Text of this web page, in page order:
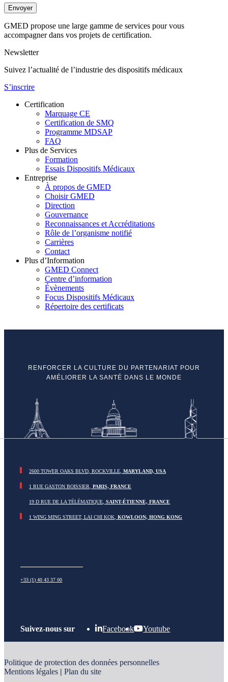
Envoyer
GMED propose une large gamme de services pour vous
accompagner dans vos projets de certification.
Newsletter
Suivez l’actualité de l’industrie des dispositifs médicaux
S’inscrire
Certification
Marquage CE
Certification de SMQ
Programme MDSAP
FAQ
Plus de Services
Formation
Essais Dispositifs Médicaux
Entreprise
À propos de GMED
Choisir GMED
Direction
Gouvernance
Reconnaissances et Accréditations
Rôle de l’organisme notifié
Carrières
Contact
Plus d’Information
GMED Connect
Centre d’information
Évènements
Focus Dispositifs Médicaux
Répertoire des certificats
RENFORCER LA CULTURE DU PARTENARIAT POUR
AMÉLIORER LA SANTÉ DANS LE MONDE
1 RUE GASTON BOISSIER,PARIS, FRANCE
2600 TOWER OAKS BLVD, ROCKVILLE,MARYLAND, USA
1 WING MING STREET, LAI CHI KOK,KOWLOON, HONG KONG
19 D RUE DE LA TÉLÉMATIQUE,SAINT-ÉTIENNE, FRANCE
+33 (1) 40 43 37 00
Suivez-nous sur Facebook Youtube
Politique de protection des données personnelles
Mentions légales | Plan du site